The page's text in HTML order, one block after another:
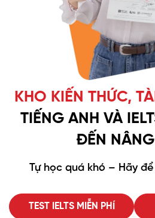
KHO KIẾN THỨC,
TIẾNG ANH VÀ
ĐẾN
Tự học quá khó – Hãy để
TEST IELTS MIỄN PHÍ